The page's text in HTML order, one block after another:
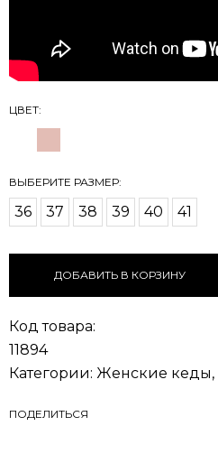
ЦВЕТ:
36 37 38 39 40 41
ДОБАВИТЬ В КОРЗИНУ
Код товара:
11894
Категории: Женские кеды,
ПОДЕЛИТЬСЯ